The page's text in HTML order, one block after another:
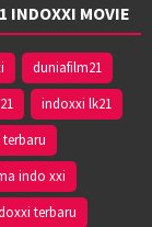
INDOXXI MOVIE
duniafilm21
indoxxi lk21
indo xxi
terbaru